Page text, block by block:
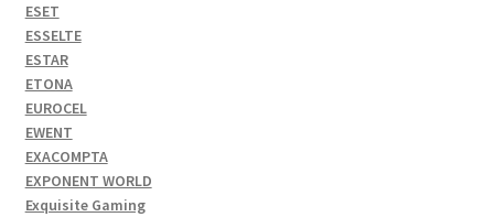
ESET
ESSELTE
ESTAR
ETONA
EUROCEL
EWENT
EXACOMPTA
EXPONENT WORLD
Exquisite Gaming